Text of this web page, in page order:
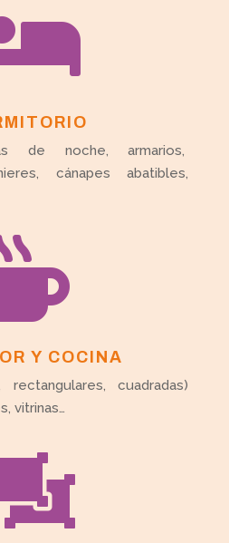
de noche, armarios,
cánapes abatibles,
Y COCINA
rectangulares, cuadradas)
vitrinas…